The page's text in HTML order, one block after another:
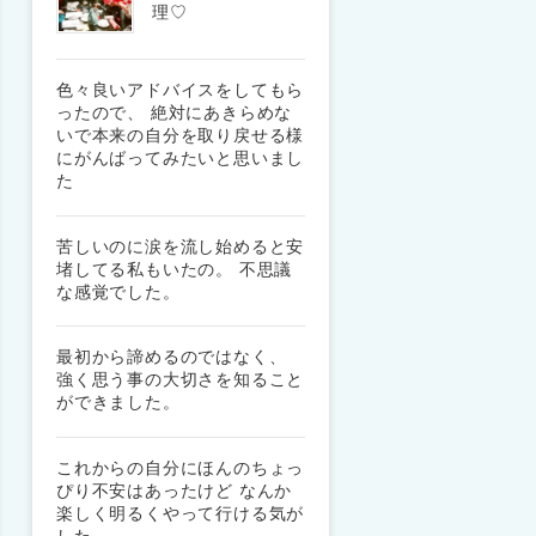
理♡
色々良いアドバイスをしてもら
ったので、 絶対にあきらめな
いで本来の自分を取り戻せる様
にがんばってみたいと思いまし
た
苦しいのに涙を流し始めると安
堵してる私もいたの。 不思議
な感覚でした。
最初から諦めるのではなく、
強く思う事の大切さを知ること
ができました。
これからの自分にほんのちょっ
ぴり不安はあったけど なんか
楽しく明るくやって行ける気が